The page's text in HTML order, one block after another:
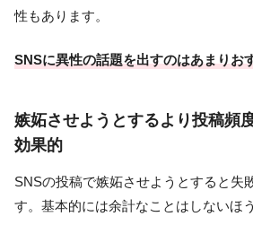
性もあります。
SNSに異性の話題を出すのはあまりお
嫉妬させようとするより投稿頻
効果的
SNSの投稿で嫉妬させようとすると失
す。基本的には余計なことはしないほ